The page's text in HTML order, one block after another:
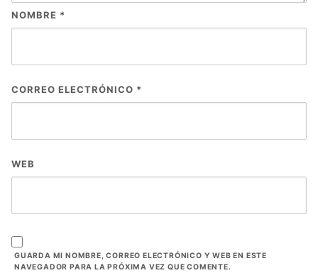
NOMBRE *
CORREO ELECTRÓNICO *
WEB
GUARDA MI NOMBRE, CORREO ELECTRÓNICO Y WEB EN ESTE
NAVEGADOR PARA LA PRÓXIMA VEZ QUE COMENTE.